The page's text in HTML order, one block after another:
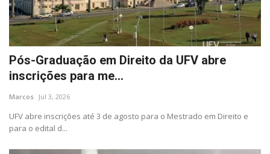
Pós-Graduação em Direito da UFV abre
inscrições para me...
Marcos Jul 3, 2026
UFV abre inscrições até 3 de agosto para o Mestrado em Direito e
para o edital d...